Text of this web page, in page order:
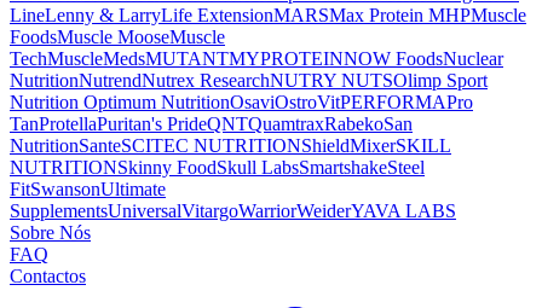
LineLenny & LarryLife ExtensionMARSMax Protein MHPMuscle
FoodsMuscle MooseMuscle
TechMuscleMedsMUTANTMYPROTEINNOW FoodsNuclear
NutritionNutrendNutrex ResearchNUTRY NUTSOlimp Sport
Nutrition Optimum NutritionOsaviOstroVitPERFORMAPro
TanProtellaPuritan's PrideQNTQuamtraxRabekoSan
NutritionSanteSCITEC NUTRITIONShieldMixerSKILL
NUTRITIONSkinny FoodSkull LabsSmartshakeSteel
FitSwansonUltimate
SupplementsUniversalVitargoWarriorWeiderYAVA LABS
Sobre Nós
FAQ
Contactos